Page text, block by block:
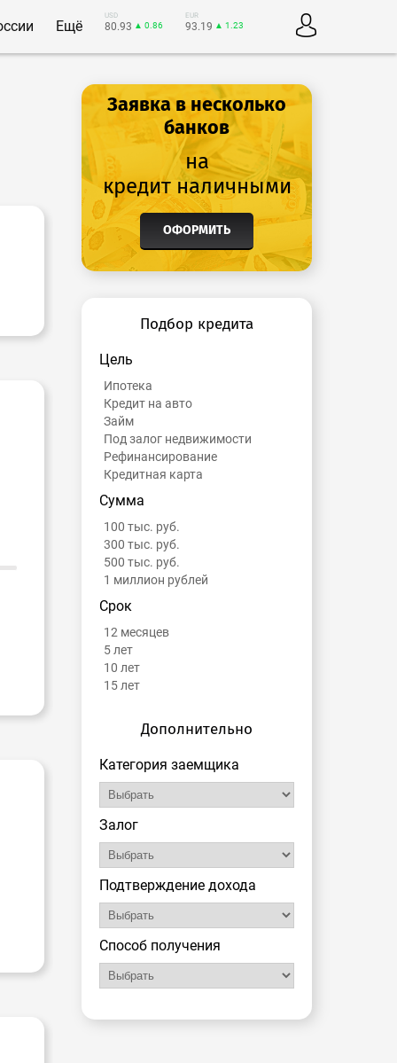
Ещё
USD
80.93 ▲ 0.86
EUR
93.19 ▲ 1.23
Заявка в несколько
банков
на
кредит наличными
ОФОРМИТЬ
Подбор кредита
Цель
Ипотека
Кредит на авто
Займ
Под залог недвижимости
Рефинансирование
Кредитная карта
Сумма
100 тыс. руб.
300 тыс. руб.
500 тыс. руб.
1 миллион рублей
Срок
12 месяцев
5 лет
10 лет
15 лет
Дополнительно
Категория заемщика
Залог
Подтверждение дохода
Способ получения